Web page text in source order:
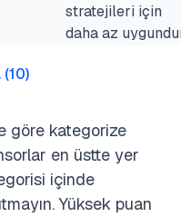
stratejileri için
daha az
(10)
göre kategorize
en üstte yer
içinde
Yüksek puan